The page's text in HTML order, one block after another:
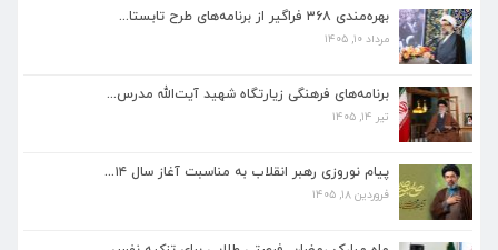
بهره‌مندی ۳۶۸ فراگیر از برنامه‌های طرح تابستا...
مرداد ۱۰, ۱۴۰۵
برنامه‌های فرهنگی زیارتگاه شهید آیت‌الله مدرس...
تیر ۱۴, ۱۴۰۵
پیام نوروزی رهبر انقلاب به مناسبت آغاز سال ۱۴...
فروردین ۱۸, ۱۴۰۵
تیر ۱۴, ۱۴۰۵
پیام نوروزی رهبر انقلاب به مناسبت آغاز سال ۱۴...
فروردین ۱۸, ۱۴۰۵
ماه مبارک رمضان، فرصتی طلایی برای تزکیه نفس، ...